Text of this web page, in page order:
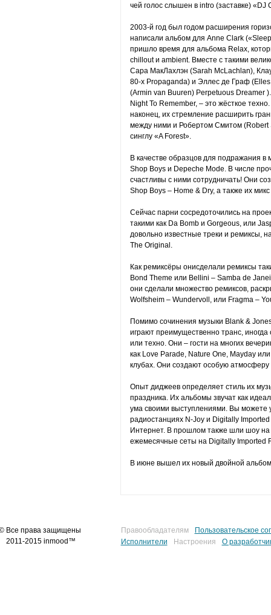
чей голос слышен в intro (заставке) «DJ
2003-й год был годом расширения
написали альбом для Anne Clark
пришло время для альбома Relax,
chillout и ambient. Вместе с такими
Сара МакЛахлэн (Sarah McLachlan),
80-х Propaganda) и Эллес де Граф
(Armin van Buuren) Perpetuous Dreamer
Night To Remember, – это жёсткое
наконец, их стремление расширить
между ними и Робертом Смитом (Robert
синглу «A Forest».
В качестве образцов для подражания
Shop Boys и Depeche Mode. В числе
счастливы с ними сотрудничать! Они
Shop Boys – Home & Dry, а также их
Сейчас парни сосредоточились на
такими как Da Bomb и Gorgeous, или
довольно известные треки и ремиксы,
The Original.
Как ремиксёры онисделали ремиксы
Bond Theme или Bellini – Samba de
они сделали множество ремиксов,
Wolfsheim – Wundervoll, или Fragma –
Помимо сочинения музыки Blank &
играют преимущественно транс, иногда
или техно. Они – гости на многих
как Love Parade, Nature One, Mayday
клубах. Они создают особую атмосферу
Опыт диджеев определяет стиль их
праздника. Их альбомы звучат как
ума своими выступлениями. Вы можете
радиостанциях N-Joy и Digitally
Интернет. В прошлом также шли шоу
ежемесячные сеты на Digitally Imported
В июне вышел их новый двойной
Все права защищены
2011-2015 inmood™
Правообладателям
Пользовательское
Исполнители
Настроения О